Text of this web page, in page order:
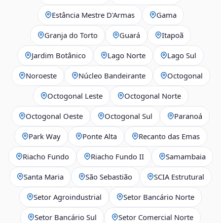
Estância Mestre D'Armas Gama
Granja do Torto Guará Itapoã
Jardim Botânico Lago Norte Lago Sul
Noroeste Núcleo Bandeirante Octogonal
Octogonal Leste Octogonal Norte
Octogonal Oeste Octogonal Sul Paranoá
Park Way Ponte Alta Recanto das Emas
Riacho Fundo Riacho Fundo II Samambaia
Santa Maria São Sebastião SCIA Estrutural
Setor Agroindustrial Setor Bancário Norte
Setor Bancário Sul Setor Comercial Norte